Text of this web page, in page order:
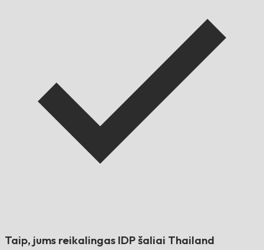
Taip, jums reikalingas IDP šaliai Thailand